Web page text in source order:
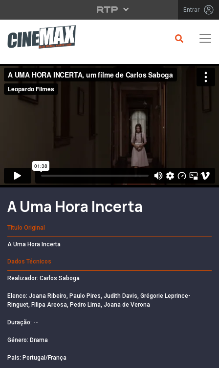
Saltar para o conteúdo principal Entrar
Filme em Cartaz
A Uma Hora Incerta
Título Original
A Uma Hora Incerta
Dados Técnicos
Realizador: Carlos Saboga
Elenco: Joana Ribeiro, Paulo Pires, Judith Davis, Grégorie Leprince-
Ringuet, Filipa Areosa, Pedro Lima, Joana de Verona
Duração: --
Género: Drama
País: Portugal/França